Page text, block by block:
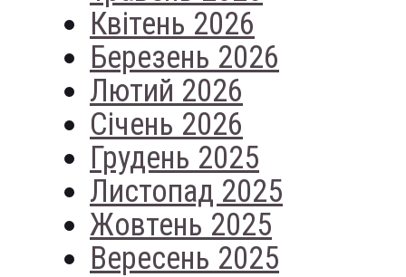
Квітень 2026
Березень 2026
Лютий 2026
Січень 2026
Грудень 2025
Листопад 2025
Жовтень 2025
Вересень 2025